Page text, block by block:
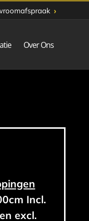
›
Over Ons
Incl.
excl.